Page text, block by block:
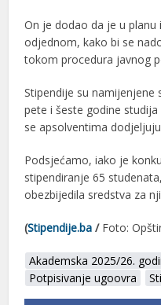
On je dodao da je u planu
odjednom, kako bi se
tokom procedura javnog
Stipendije su namijenjene
pete i šeste godine
se apsolventima
Podsjećamo, iako je
stipendiranje 65
obezbijedila sredstva za
(Stipendije.ba / Foto:
Akademska 2025/26.
Potpisivanje ugoovra